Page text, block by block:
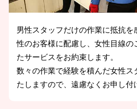
男性スタッフだけの作業に抵抗を
性のお客様に配慮し、女性目線の
たサービスをお約束します。
数々の作業で経験を積んだ女性ス
たしますので、遠慮なくお申し付